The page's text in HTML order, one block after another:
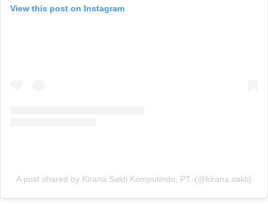
View this post on Instagram
A post shared by Kirana Sakti Komputindo, PT. (@kirana.sakti)